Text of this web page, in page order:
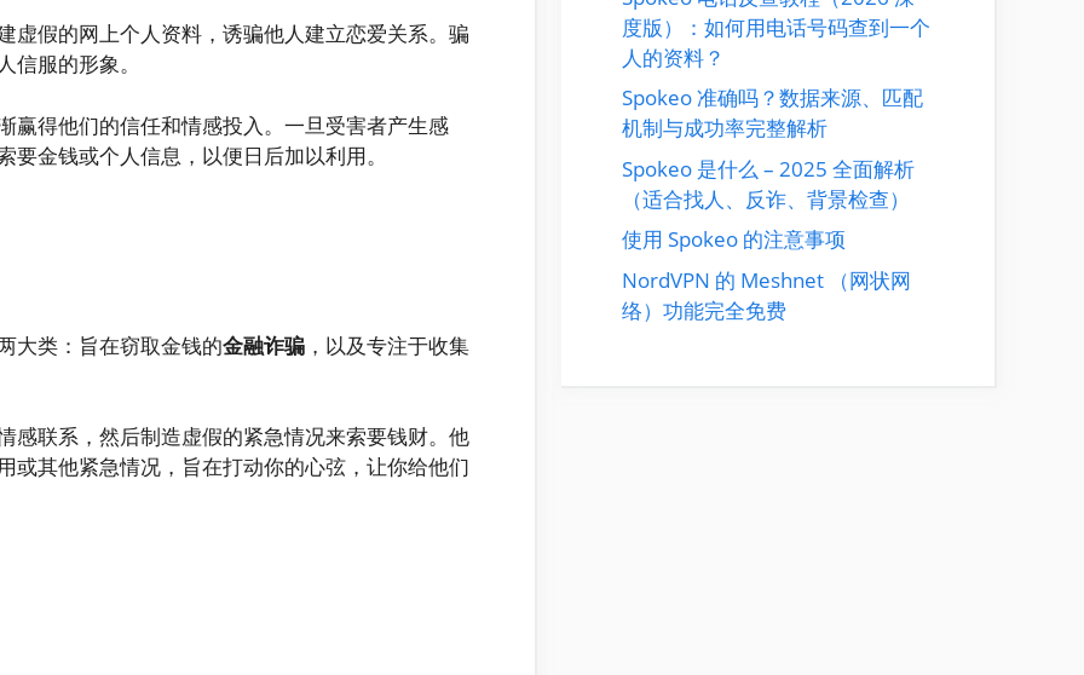
虚假的网上个人资料，诱骗他人建立恋爱关系。骗
服的形象。
赢得他们的信任和情感投入。一旦受害者产生感
金钱或个人信息，以便日后加以利用。
大类：旨在窃取金钱的金融诈骗 ，以及专注于收集
感联系，然后制造虚假的紧急情况来索要钱财。他
或其他紧急情况，旨在打动你的心弦，让你给他们
度版）：如何用电话号码查到一个
人的资料？
Spokeo 准确吗？数据来源、匹配
机制与成功率完整解析
Spokeo 是什么 – 2025 全面解析
（适合找人、反诈、背景检查）
使用 Spokeo 的注意事项
NordVPN 的 Meshnet （网状网
络）功能完全免费